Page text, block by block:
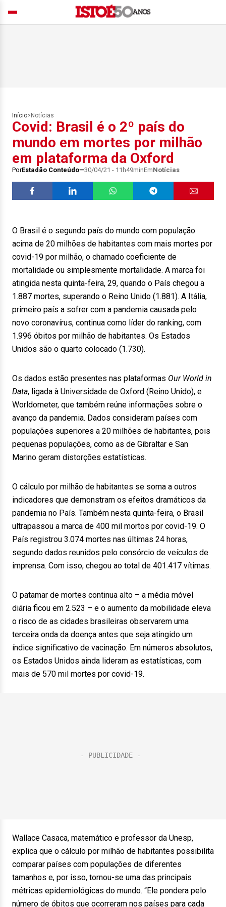
Início> Notícias
Covid: Brasil é o 2º país do
mundo em mortes por milhão
em plataforma da Oxford
PorEstadão Conteúdo 30/04/21 - 11h49minEmNotícias
O Brasil é o segundo país do mundo com população
acima de 20 milhões de habitantes com mais mortes por
covid-19 por milhão, o chamado coeficiente de
mortalidade ou simplesmente mortalidade. A marca foi
atingida nesta quinta-feira, 29, quando o País chegou a
1.887 mortes, superando o Reino Unido (1.881). A Itália,
primeiro país a sofrer com a pandemia causada pelo
novo coronavírus, continua como líder do ranking, com
1.996 óbitos por milhão de habitantes. Os Estados
Unidos são o quarto colocado (1.730).
Os dados estão presentes nas plataformas Our World in
Data, ligada à Universidade de Oxford (Reino Unido), e
Worldometer, que também reúne informações sobre o
avanço da pandemia. Dados consideram países com
populações superiores a 20 milhões de habitantes, pois
pequenas populações, como as de Gibraltar e San
Marino geram distorções estatísticas.
O cálculo por milhão de habitantes se soma a outros
indicadores que demonstram os efeitos dramáticos da
pandemia no País. Também nesta quinta-feira, o Brasil
ultrapassou a marca de 400 mil mortos por covid-19. O
País registrou 3.074 mortes nas últimas 24 horas,
segundo dados reunidos pelo consórcio de veículos de
imprensa. Com isso, chegou ao total de 401.417 vítimas.
O patamar de mortes continua alto – a média móvel
diária ficou em 2.523 – e o aumento da mobilidade eleva
o risco de as cidades brasileiras observarem uma
terceira onda da doença antes que seja atingido um
índice significativo de vacinação. Em números absolutos,
os Estados Unidos ainda lideram as estatísticas, com
mais de 570 mil mortes por covid-19.
Wallace Casaca, matemático e professor da Unesp,
explica que o cálculo por milhão de habitantes possibilita
comparar países com populações de diferentes
tamanhos e, por isso, tornou-se uma das principais
métricas epidemiológicas do mundo. “Ele pondera pelo
número de óbitos que ocorreram nos países para cada